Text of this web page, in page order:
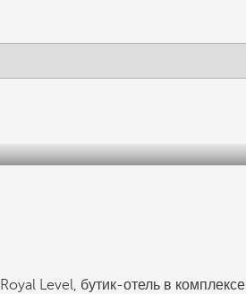
Royal Level, бутик-отель в комплексе